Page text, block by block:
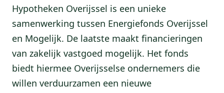
Hypotheken Overijssel is een unieke
samenwerking tussen Energiefonds Overijssel
en Mogelijk. De laatste maakt financieringen
van zakelijk vastgoed mogelijk. Het fonds
biedt hiermee Overijsselse ondernemers die
willen verduurzamen een nieuwe